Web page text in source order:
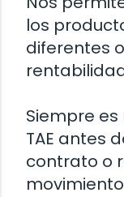
los
diferentes
Siempre
TAE antes
contrato o